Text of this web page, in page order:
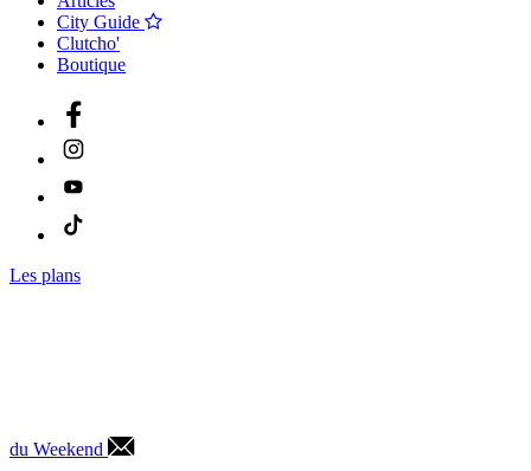
City Guide
Clutcho'
Boutique
Les plans
du Weekend